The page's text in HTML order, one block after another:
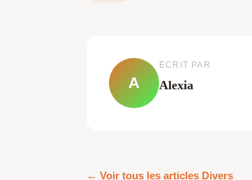
A
ECRIT PAR
Alexia
← Voir tous les articles Divers